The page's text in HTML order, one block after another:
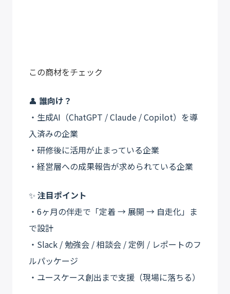
この商材をチェック
👤 誰向け？
・生成AI（ChatGPT / Claude / Copilot）を導
入済みの企業
・研修後に活用が止まっている企業
・経営層への成果報告が求められている企業
✨ 注目ポイント
・6ヶ月の伴走で「定着 → 展開 → 自走化」ま
で設計
・Slack / 勉強会 / 相談会 / 定例 / レポートのフ
ルパッケージ
・ユースケース創出まで支援（現場に落ちる）